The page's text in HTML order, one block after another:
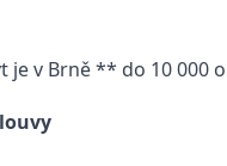
v Brně ** do 10 000